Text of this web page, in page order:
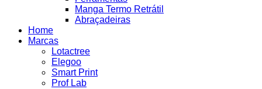
Manga Termo Retrátil
Abraçadeiras
Home
Marcas
Lotactree
Elegoo
Smart Print
Prof Lab